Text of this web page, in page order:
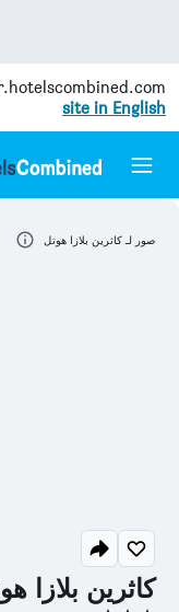
site in English
كاثرين بلازا
صور لـ كاثرين بلازا هوتل